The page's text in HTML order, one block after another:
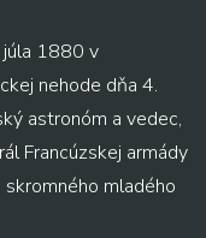
júla 1880 v
nehode dňa 4.
astronóm a vedec,
Francúzskej armády
mladého